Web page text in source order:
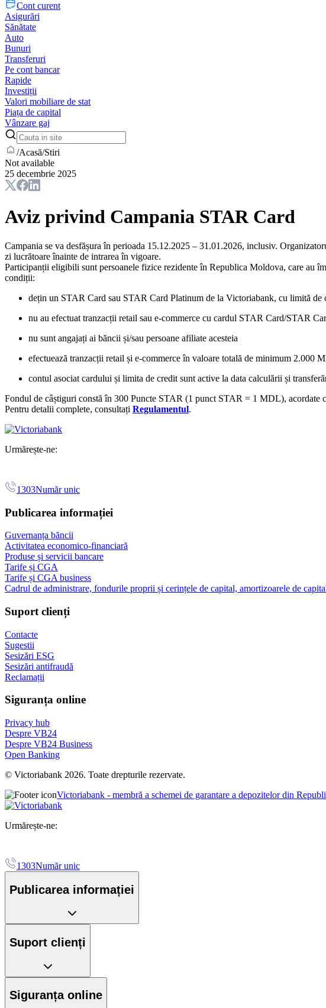
Cont curent
Asigurări
Sănătate
Auto
Bunuri
Transferuri
Pe cont bancar
Rapide
Investiții
Valori mobiliare de stat
Piața de capital
Vânzare gaj
/Acasă/Stiri
Not available
25 decembrie 2025
Aviz privind Campania STAR Card
Campania se va desfășura în perioada 15.12.2025 – 31.01.2026, inclusiv.
zi lucrătoare înainte de intrarea în vigoare.
Participanții eligibili sunt persoanele fizice rezidente în Republica Moldova, care au
condiții:
dețin un STAR Card sau STAR Card Platinum de la Victoriabank, cu limită de
nu au efectuat tranzacții retail sau e-commerce cu cardul STAR Card/STAR
nu sunt angajați ai băncii și/sau persoane afiliate acesteia
efectuează tranzacții retail și e-commerce în valoare totală de minimum 2.000
contul asociat cardului și limita de credit sunt active la data calculării și
Fondul de câștiguri constă în 300 Puncte STAR (1 punct STAR = 1 MDL),
Pentru detalii complete, consultați Regulamentul.
Urmărește-ne:
1303Număr unic
Publicarea informației
Guvernanța băncii
Activitatea economico-financiară
Produse și servicii bancare
Tarife și CGA
Tarife și CGA business
Cadrul de administrare, fondurile proprii și cerințele de capital, amortizoarele de
Suport clienți
Contacte
Sugestii
Sesizări ESG
Sesizări antifraudă
Reclamații
Siguranța online
Privacy hub
Despre VB24
Despre VB24 Business
Open Banking
© Victoriabank 2026. Toate drepturile rezervate.
Victoriabank - membră a schemei de garantare a depozitelor din
Urmărește-ne:
1303Număr unic
Publicarea informației
Suport clienți
Siguranța online